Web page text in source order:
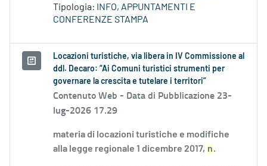
Tipologia:
INFO, APPUNTAMENTI E
CONFERENZE STAMPA
Locazioni turistiche, via libera in IV Commissione al
ddl. Decaro: “Ai Comuni turistici strumenti per
governare la crescita e tutelare i territori”
Contenuto Web - Data di Pubblicazione 23-
lug-2026 17.29
materia di locazioni turistiche e modifiche
alla legge regionale 1 dicembre 2017, n.